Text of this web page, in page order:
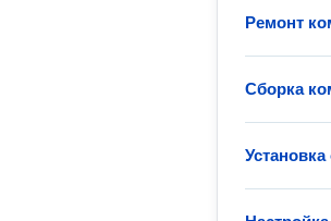
Ремонт
Сборка